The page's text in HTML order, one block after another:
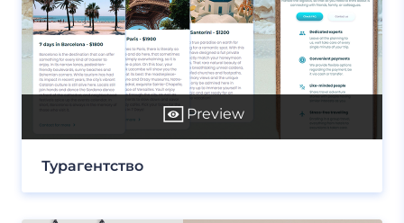
Preview
Турагентство